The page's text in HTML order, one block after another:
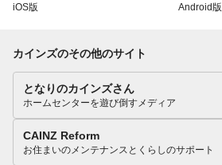
iOS版 Android版
カインズのその他のサイト
となりのカインズさん
ホームセンターを遊び倒すメディア
CAINZ Reform
お住まいのメンテナンスとくらしのサポート